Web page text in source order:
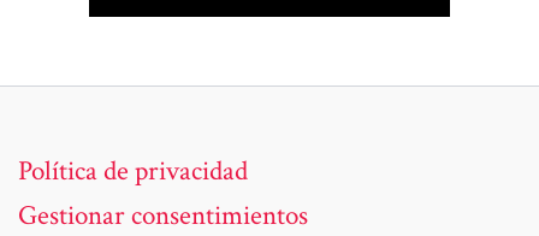
Política de privacidad
Gestionar consentimientos